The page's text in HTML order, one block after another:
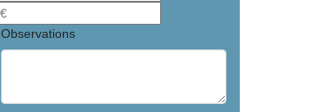
Observations